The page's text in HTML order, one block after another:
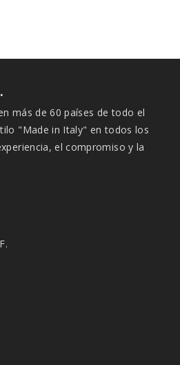
más de 60 países de todo el
"Made in Italy" en todos los
el compromiso y la